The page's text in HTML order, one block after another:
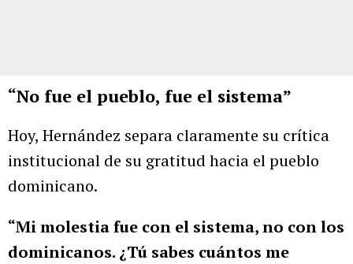
“No fue el pueblo, fue el sistema”
Hoy, Hernández separa claramente su crítica
institucional de su gratitud hacia el pueblo
dominicano.
“Mi molestia fue con el sistema, no con los
dominicanos. ¿Tú sabes cuántos me